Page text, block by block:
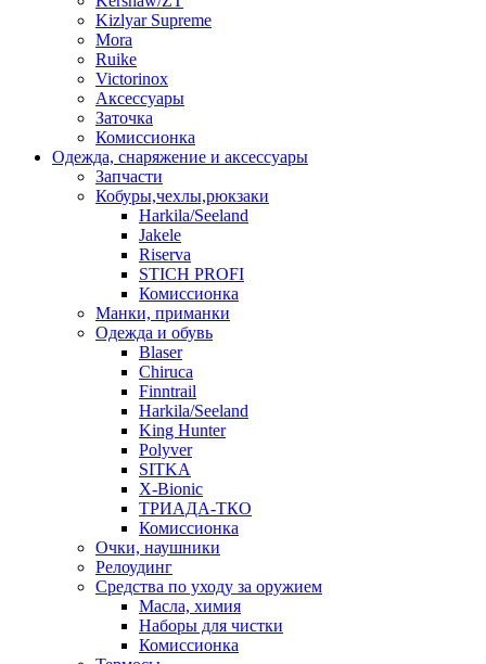
Kizlyar Supreme
Mora
Ruike
Victorinox
Аксессуары
Заточка
Комиссионка
Одежда, снаряжение и аксессуары
Запчасти
Кобуры,чехлы,рюкзаки
Harkila/Seeland
Jakele
Riserva
STICH PROFI
Комиссионка
Манки, приманки
Одежда и обувь
Blaser
Chiruca
Finntrail
Harkila/Seeland
King Hunter
Polyver
SITKA
X-Bionic
ТРИАДА-ТКО
Комиссионка
Очки, наушники
Релоудинг
Средства по уходу за оружием
Масла, химия
Наборы для чистки
Комиссионка